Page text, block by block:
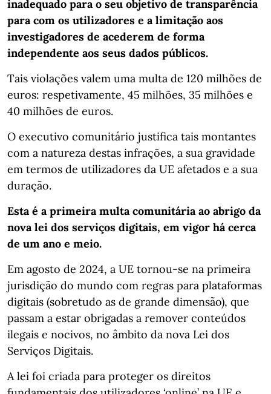
inadequado para o seu objetivo de transparência
para com os utilizadores e a limitação aos
investigadores de acederem de forma
independente aos seus dados públicos.
Tais violações valem uma multa de 120 milhões de
euros: respetivamente, 45 milhões, 35 milhões e
40 milhões de euros.
O executivo comunitário justifica tais montantes
com a natureza destas infrações, a sua gravidade
em termos de utilizadores da UE afetados e a sua
duração.
Esta é a primeira multa comunitária ao abrigo da
nova lei dos serviços digitais, em vigor há cerca
de um ano e meio.
Em agosto de 2024, a UE tornou-se na primeira
jurisdição do mundo com regras para plataformas
digitais (sobretudo as de grande dimensão), que
passam a estar obrigadas a remover conteúdos
ilegais e nocivos, no âmbito da nova Lei dos
Serviços Digitais.
A lei foi criada para proteger os direitos